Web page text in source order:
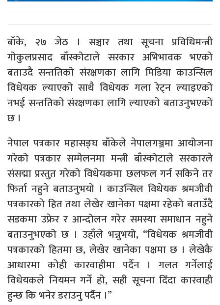
बाँके, २७ जेठ । सञ्चार तथा सूचना प्रविधिमन्त्री
गोकुलप्रसाद बाँस्कोटाले सरकार अभिभावक भएको
बताउदै सन्ततिको संरक्षणका लागि मिडिया काउन्सिल
विधेयक ल्याएको साथै विधेयक गला रेट्न ल्याइएको
नभई सन्ततिको संरक्षणका लागि ल्याएको बताउनुभएको
छ ।
नेपाल पत्रकार महासङ्घ बाँकेले नेपालगञ्जमा आयोजना
गरेको पत्रकार सम्मेलनमा मन्त्री बाँस्कोटाले सरकारले
संसद्मा प्रस्तुत गरेको विधेयकमा छलफल गर्न सकिने तर
फिर्ता नहुने बताउनुभयो । काउन्सिल विधेयक श्रमजीवी
पत्रकारको हित तथा लेखेर खानेका पक्षमा रहेको बताउँदै
सडकमा उफ्रेर र आन्दोलन गरेर समस्या समाधान नहुने
बताउनुभएको छ । उहाँले भन्नुभयो, “विधेयक श्रमजीवी
पत्रकारको हितमा छ, लेखेर खानेका पक्षमा छ । लेखेकै
आधारमा कोही कारवाहीमा पर्दैन । गलत गर्नेलाई
विधेयकले नियमन गर्ने हो, सही सूचना दिँदा कारवाही
हुन्छ कि भनेर डराउनु पर्दैन ।”